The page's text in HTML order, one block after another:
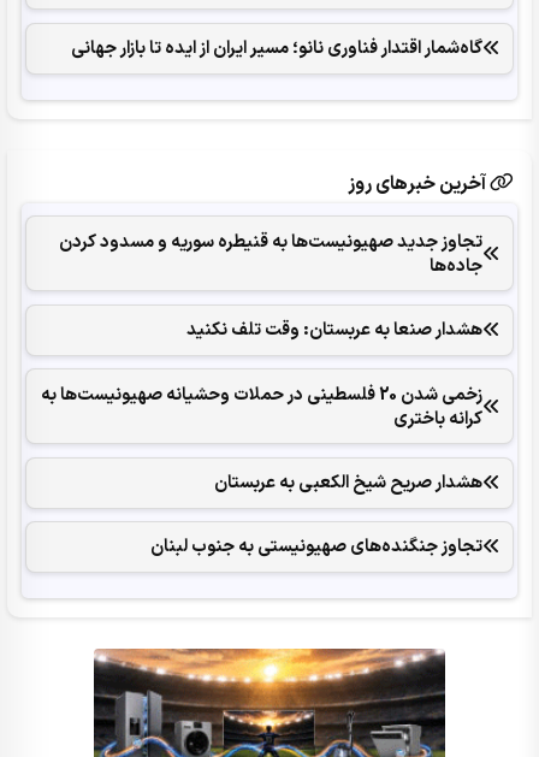
گاه‌شمار اقتدار فناوری نانو؛ مسیر ایران از ایده تا بازار جهانی
آخرین خبرهای روز
تجاوز جدید صهیونیست‌ها به قنیطره سوریه و مسدود کردن
جاده‌ها
هشدار صنعا به عربستان: وقت تلف نکنید
زخمی شدن 20 فلسطینی در حملات وحشیانه صهیونیست‌ها به
کرانه باختری
هشدار صریح شیخ الکعبی به عربستان
تجاوز جنگنده‌های صهیونیستی به جنوب لبنان